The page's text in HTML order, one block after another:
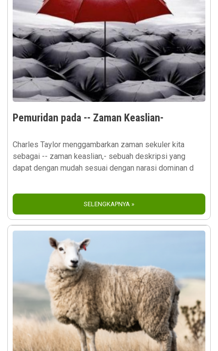
Pemuridan pada -- Zaman Keaslian-
Charles Taylor menggambarkan zaman sekuler kita
sebagai -- zaman keaslian,- sebuah deskripsi yang
dapat dengan mudah sesuai dengan narasi dominan d
SELENGKAPNYA »